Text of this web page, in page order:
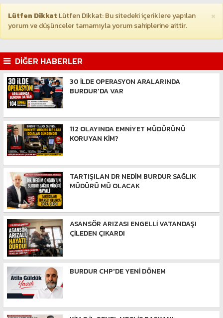
×
Lütfen Dikkat Lütfen Dikkat: Bu sitedeki içeriklere yapılan
yorum ve düşünceler tamamıyla yorum sahiplerine aittir.
DİĞER HABERLER
30 İLDE OPERASYON ARALARINDA
BURDUR'DA VAR
112 OLAYINDA EMNİYET MÜDÜRÜNÜ
KORUYAN KİM?
TARTIŞILAN DR NEDİM BURDUR SAĞLIK
MÜDÜRÜ MÜ OLACAK
ASANSÖR ARIZASI ENGELLİ VATANDAŞI
ÇİLEDEN ÇIKARDI
BURDUR CHP'DE YENİ DÖNEM